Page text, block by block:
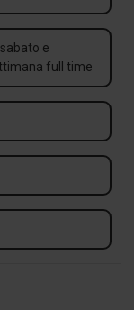
e
full time